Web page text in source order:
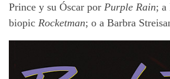
Prince y su Óscar por Purple Rain; a
biopic Rocketman; o a Barbra